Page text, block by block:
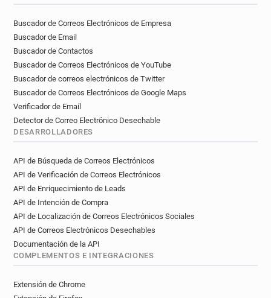
Buscador de Correos Electrónicos de Empresa
Buscador de Email
Buscador de Contactos
Buscador de Correos Electrónicos de YouTube
Buscador de correos electrónicos de Twitter
Buscador de Correos Electrónicos de Google Maps
Verificador de Email
Detector de Correo Electrónico Desechable
DESARROLLADORES
API de Búsqueda de Correos Electrónicos
API de Verificación de Correos Electrónicos
API de Enriquecimiento de Leads
API de Intención de Compra
API de Localización de Correos Electrónicos Sociales
API de Correos Electrónicos Desechables
Documentación de la API
COMPLEMENTOS E INTEGRACIONES
Extensión de Chrome